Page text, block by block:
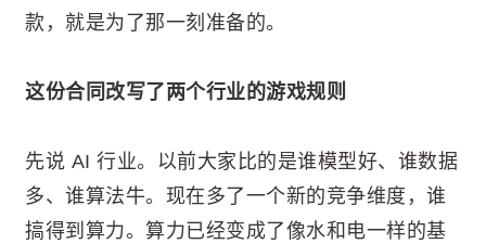
款，就是为了那一刻准备的。
这份合同改写了两个行业的游戏规则
先说 AI 行业。以前大家比的是谁模型好、谁数据
多、谁算法牛。现在多了一个新的竞争维度，谁
搞得到算力。算力已经变成了像水和电一样的基